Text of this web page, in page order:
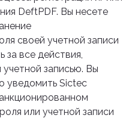
DeftPDF. Вы несете
своей учетной записи
за все действия,
записью. Вы
уведомить Sictec
или учетной записи